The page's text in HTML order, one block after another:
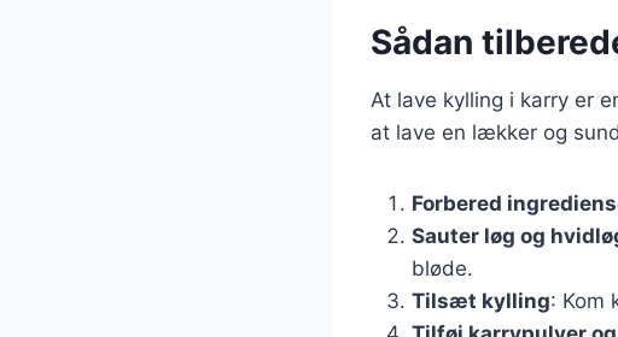
Sådan
At lave kylling i karry er
at lave en lækker og
Forbered
Sauter løg og
bløde.
Tilsæt kylling: Kom